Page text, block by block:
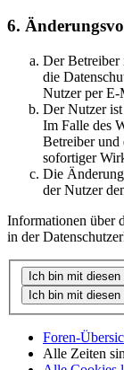
6.
Der Betreiber
die
Nutzer per
Der Nutzer
Im Falle des
Betreiber und
sofortiger
Die
der Nutzer
Informationen über
in der
Foren-
Alle Zeiten